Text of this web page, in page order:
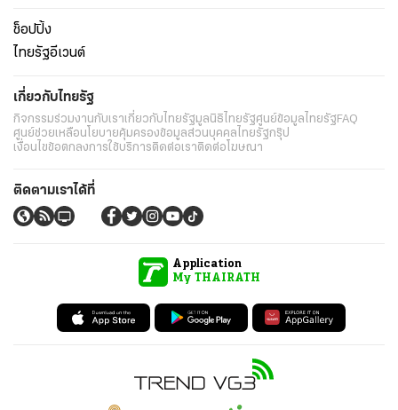
ช็อปปิ้ง
ไทยรัฐอีเวนต์
เกี่ยวกับไทยรัฐ
กิจกรรมร่วมงานกับเราเกี่ยวกับไทยรัฐมูลนิธิไทยรัฐศูนย์ข้อมูลไทยรัฐFAQ
ศูนย์ช่วยเหลือนโยบายคุ้มครองข้อมูลส่วนบุคคลไทยรัฐกรุ๊ป
เงื่อนไขข้อตกลงการใช้บริการติดต่อเราติดต่อโฆษณา
ติดตามเราได้ที่
Application
My THAIRATH